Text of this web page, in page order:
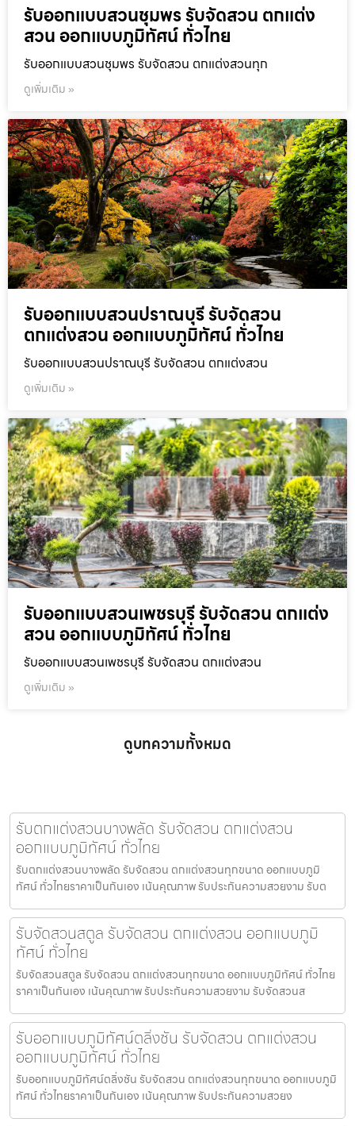
รับออกแบบสวนชุมพร รับจัดสวน ตกแต่ง
สวน ออกแบบภูมิทัศน์ ทั่วไทย
รับออกแบบสวนชุมพร รับจัดสวน ตกแต่งสวนทุก
ดูเพิ่มเติม »
รับออกแบบสวนปราณบุรี รับจัดสวน
ตกแต่งสวน ออกแบบภูมิทัศน์ ทั่วไทย
รับออกแบบสวนปราณบุรี รับจัดสวน ตกแต่งสวน
ดูเพิ่มเติม »
รับออกแบบสวนเพชรบุรี รับจัดสวน ตกแต่ง
สวน ออกแบบภูมิทัศน์ ทั่วไทย
รับออกแบบสวนเพชรบุรี รับจัดสวน ตกแต่งสวน
ดูเพิ่มเติม »
ดูบทความทั้งหมด
รับตกแต่งสวนบางพลัด รับจัดสวน ตกแต่งสวน
ออกแบบภูมิทัศน์ ทั่วไทย
รับตกแต่งสวนบางพลัด รับจัดสวน ตกแต่งสวนทุกขนาด ออกแบบภูมิ
ทัศน์ ทั่วไทยราคาเป็นกันเอง เน้นคุณภาพ รับประกันความสวยงาม รับต
รับจัดสวนสตูล รับจัดสวน ตกแต่งสวน ออกแบบภูมิ
ทัศน์ ทั่วไทย
รับจัดสวนสตูล รับจัดสวน ตกแต่งสวนทุกขนาด ออกแบบภูมิทัศน์ ทั่วไทย
ราคาเป็นกันเอง เน้นคุณภาพ รับประกันความสวยงาม รับจัดสวนส
รับออกแบบภูมิทัศน์ตลิ่งชัน รับจัดสวน ตกแต่งสวน
ออกแบบภูมิทัศน์ ทั่วไทย
รับออกแบบภูมิทัศน์ตลิ่งชัน รับจัดสวน ตกแต่งสวนทุกขนาด ออกแบบภูมิ
ทัศน์ ทั่วไทยราคาเป็นกันเอง เน้นคุณภาพ รับประกันความสวยง